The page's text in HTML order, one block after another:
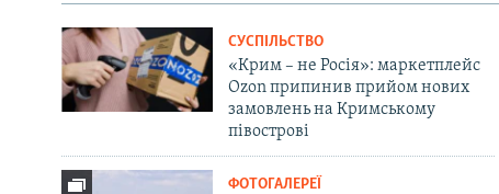
СУСПІЛЬСТВО
«Крим – не Росія»: маркетплейс
Ozon припинив прийом нових
замовлень на Кримському
півострові
ФОТОГАЛЕРЕЇ